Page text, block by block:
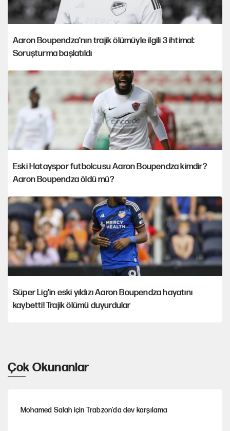
Aaron Boupendza'nın trajik ölümüyle ilgili 3 ihtimal:
Soruşturma başlatıldı
Eski Hatayspor futbolcusu Aaron Boupendza kimdir?
Aaron Boupendza öldü mü?
Süper Lig'in eski yıldızı Aaron Boupendza hayatını
kaybetti! Trajik ölümü duyurdular
Çok Okunanlar
Mohamed Salah için Trabzon'da dev karşılama